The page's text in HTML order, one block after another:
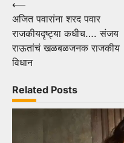
Post
navigation
⟵
अजित पवारांना शरद पवार
राजकीयदृष्ट्या कधीच…. संजय
राऊतांचं खळबळजनक राजकीय
विधान
Related Posts